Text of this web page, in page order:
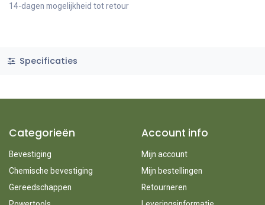
14-dagen mogelijkheid tot retour
Specificaties
Categorieën
Bevestiging
Chemische bevestiging
Gereedschappen
Account info
Mijn account
Mijn bestellingen
Retourneren